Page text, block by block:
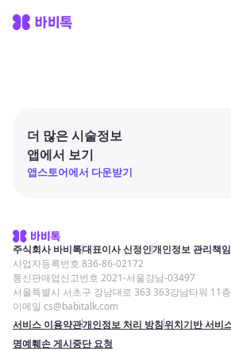
더 많은 시술정보
앱에서 보기
앱스토어에서 다운받기
주식회사 바비톡대표이사 신정인개인정보 관리책
사업자등록번호 836-86-02172
통신판매업신고번호 2021-서울강남-03497
서울특별시 서초구 강남대로 363 363강남타워 11층
이메일 cs@babitalk.com
서비스 이용약관개인정보 처리 방침위치기반 서비
명예훼손 게시중단 요청